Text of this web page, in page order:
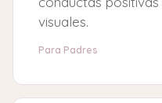
visuales.
Para Padres